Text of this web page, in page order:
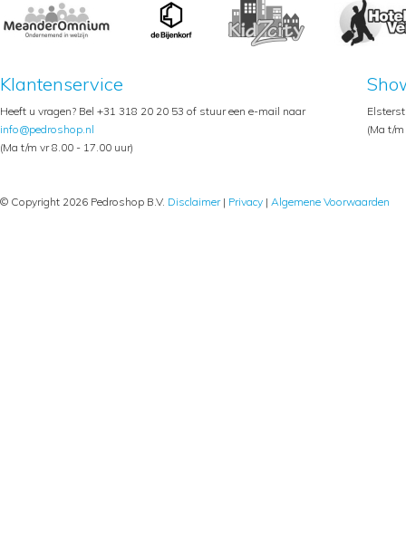
Klantenservice
Heeft u vragen? Bel +31 318 20 20 53 of stuur een e-mail naar
info@pedroshop.nl
(Ma t/m vr 8.00 - 17.00 uur)
(Ma t/
© Copyright 2026 Pedroshop B.V. Disclaimer| Privacy | Algemene Voorwaarden